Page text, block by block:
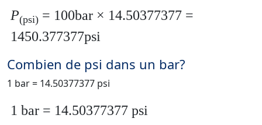
P(psi) = 100bar × 14.50377377 =
1450.377377psi
Combien de psi dans un bar?
1 bar = 14.50377377 psi
1 bar = 14.50377377 psi